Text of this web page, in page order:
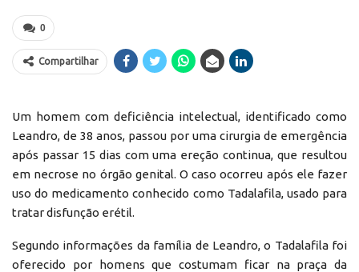
0
Compartilhar
Um homem com deficiência intelectual, identificado como
Leandro, de 38 anos, passou por uma cirurgia de emergência
após passar 15 dias com uma ereção continua, que resultou
em necrose no órgão genital. O caso ocorreu após ele fazer
uso do medicamento conhecido como Tadalafila, usado para
tratar disfunção erétil.
Segundo informações da família de Leandro, o Tadalafila foi
oferecido por homens que costumam ficar na praça da